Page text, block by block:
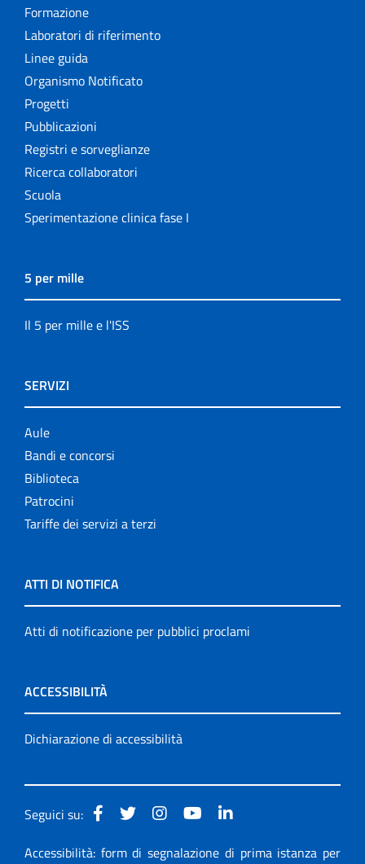
Formazione
Laboratori di riferimento
Linee guida
Organismo Notificato
Progetti
Pubblicazioni
Registri e sorveglianze
Ricerca collaboratori
Scuola
Sperimentazione clinica fase I
5 per mille
Il 5 per mille e l'ISS
SERVIZI
Aule
Bandi e concorsi
Biblioteca
Patrocini
Tariffe dei servizi a terzi
ATTI DI NOTIFICA
Atti di notificazione per pubblici proclami
ACCESSIBILITÀ
Dichiarazione di accessibilità
Seguici su:
Accessibilità: form di segnalazione di prima istanza per